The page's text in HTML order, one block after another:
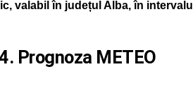
valabil în județul Alba, în intervalul
Prognoza METEO